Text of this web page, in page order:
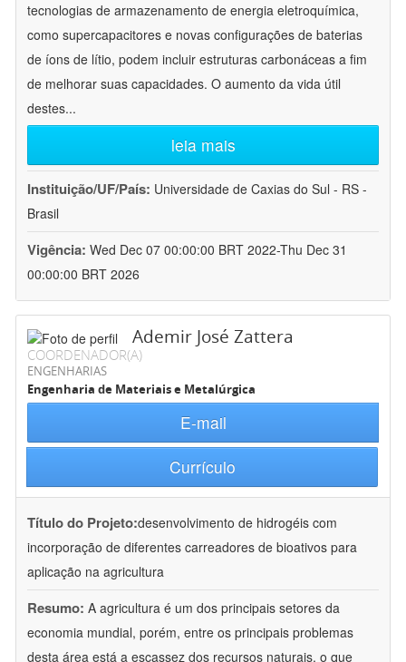
tecnologias de armazenamento de energia eletroquímica,
como supercapacitores e novas configurações de baterias
de íons de lítio, podem incluir estruturas carbonáceas a fim
de melhorar suas capacidades. O aumento da vida útil
destes...
leia mais
Instituição/UF/País: Universidade de Caxias do Sul - RS -
Brasil
Vigência: Wed Dec 07 00:00:00 BRT 2022-Thu Dec 31
00:00:00 BRT 2026
Ademir José Zattera
COORDENADOR(A)
ENGENHARIAS
Engenharia de Materiais e Metalúrgica
E-mail
Currículo
Título do Projeto:desenvolvimento de hidrogéis com
incorporação de diferentes carreadores de bioativos para
aplicação na agricultura
Resumo: A agricultura é um dos principais setores da
economia mundial, porém, entre os principais problemas
desta área está a escassez dos recursos naturais, o que